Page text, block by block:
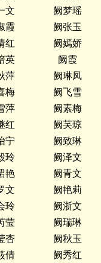
文
阙梦瑶
霞
阙张玉
红
阙嫣娇
英
阙霞
萍
阙琳凤
梅
阙飞雪
萍
阙素梅
红
阙芺琼
宁
阙致琳
玲
阙泽文
艳
阙青文
文
阙艳莉
玲
阙浙文
莹
阙瑞琳
杏
阙秋玉
倩
阙秀红